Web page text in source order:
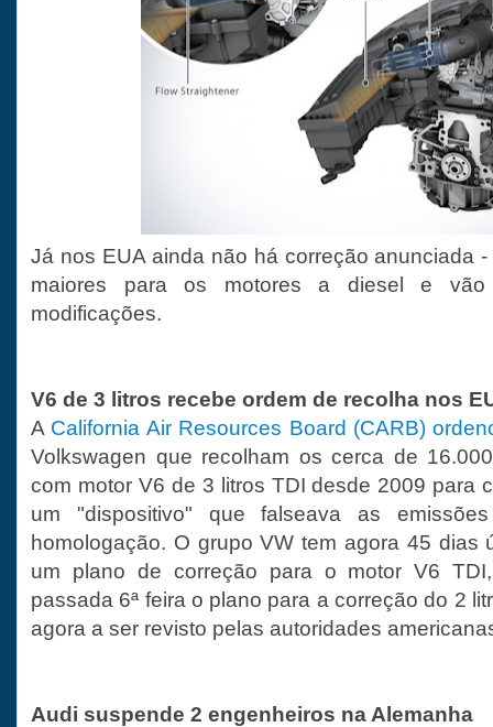
Já nos EUA ainda não há correção anunciada
maiores para os motores a diesel e vão
modificações.
V6 de 3 litros recebe ordem de recolha nos
A California Air Resources Board (CARB)
Volkswagen que recolham os cerca de
com motor V6 de 3 litros TDI desde 2009 para
um "dispositivo" que falseava as
homologação. O grupo VW tem agora 45 dias
um plano de correção para o motor V6
passada 6ª feira o plano para a correção do 2
agora a ser revisto pelas autoridades
Audi suspende 2 engenheiros na Alemanha